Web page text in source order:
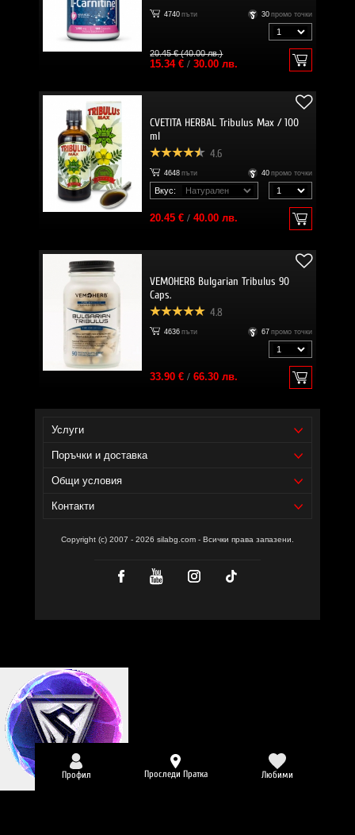
4740 пъти 30 промо точки
20.45 € (40.00 лв.)
15.34 €/ 30.00 лв.
CVETITA HERBAL Tribulus Max / 100
ml
4.6
4648 пъти 40 промо точки
Вкус:
20.45 €/ 40.00 лв.
VEMOHERB Bulgarian Tribulus 90
Caps.
4.8
4636 пъти 67 промо точки
33.90 €/ 66.30 лв.
Услуги
Поръчки и доставка
Общи условия
Контакти
Copyright (c) 2007 - 2026 silabg.com - Всички права запазени.
Профил Проследи Пратка Любими